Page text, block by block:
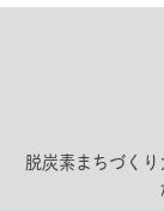
脱炭素まちづく